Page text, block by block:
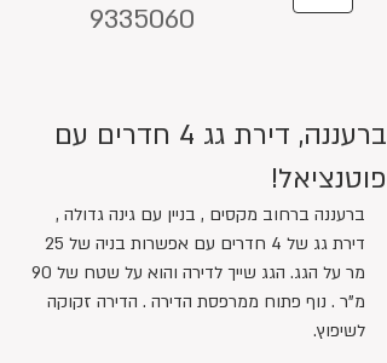
9335060
ברעננה, דירת גג 4 חדרים עם
פוטנציאל!
ברעננה ברחוב מקסים , בניין עם גינה גדולה ,
מ"ר . נוף פתוח ממרפסת הדירה . הדירה זקוקה
לשיפוץ.